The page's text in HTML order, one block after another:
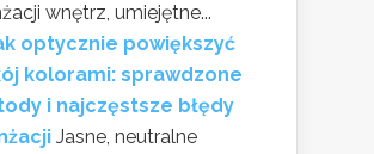
wnętrz, umiejętne...
optycznie powiększyć
kolorami: sprawdzone
i najczęstsze błędy
Jasne, neutralne